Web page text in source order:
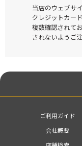
当店のウェブサ
クレジットカー
複数確認されて
されないようご
ご利用ガイド
会社概要